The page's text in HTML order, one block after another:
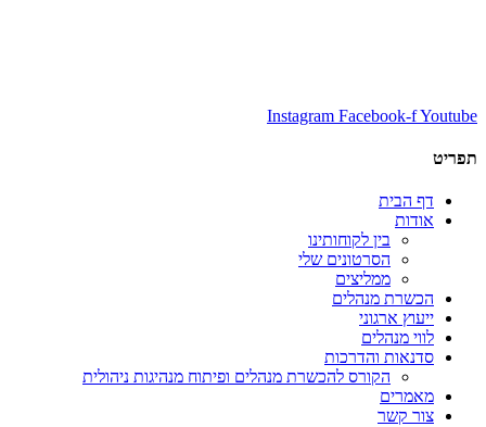
Instagram Facebook-fYoutube
תפריט
דף הבית
אודות
בין לקוחותינו
הסרטונים שלי
ממליצים
הכשרת מנהלים
ייעוץ ארגוני
לווי מנהלים
סדנאות והדרכות
הקורס להכשרת מנהלים ופיתוח מנהיגות ניהולית
מאמרים
צור קשר